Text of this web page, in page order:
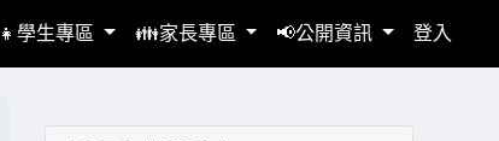
👧學生專區 👪家長專區 📢公開資訊 登入